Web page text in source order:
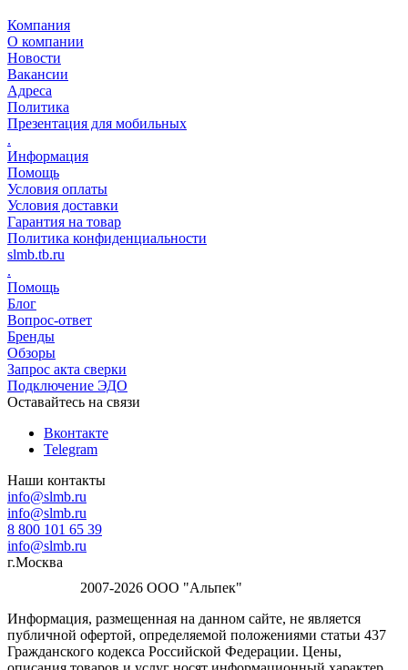
Компания
О компании
Новости
Вакансии
Адреса
Политика
Презентация для мобильных
.
Информация
Помощь
Условия оплаты
Условия доставки
Гарантия на товар
Политика конфиденциальности
slmb.tb.ru
.
Помощь
Блог
Вопрос-ответ
Бренды
Обзоры
Запрос акта сверки
Подключение ЭДО
Оставайтесь на связи
Вконтакте
Telegram
Наши контакты
info@slmb.ru
info@slmb.ru
8 800 101 65 39
info@slmb.ru
г.Москва
2007-2026 ООО "Альпек"
Информация, размещенная на данном сайте, не является
публичной офертой, определяемой положениями статьи 437
Гражданского кодекса Российской Федерации. Цены,